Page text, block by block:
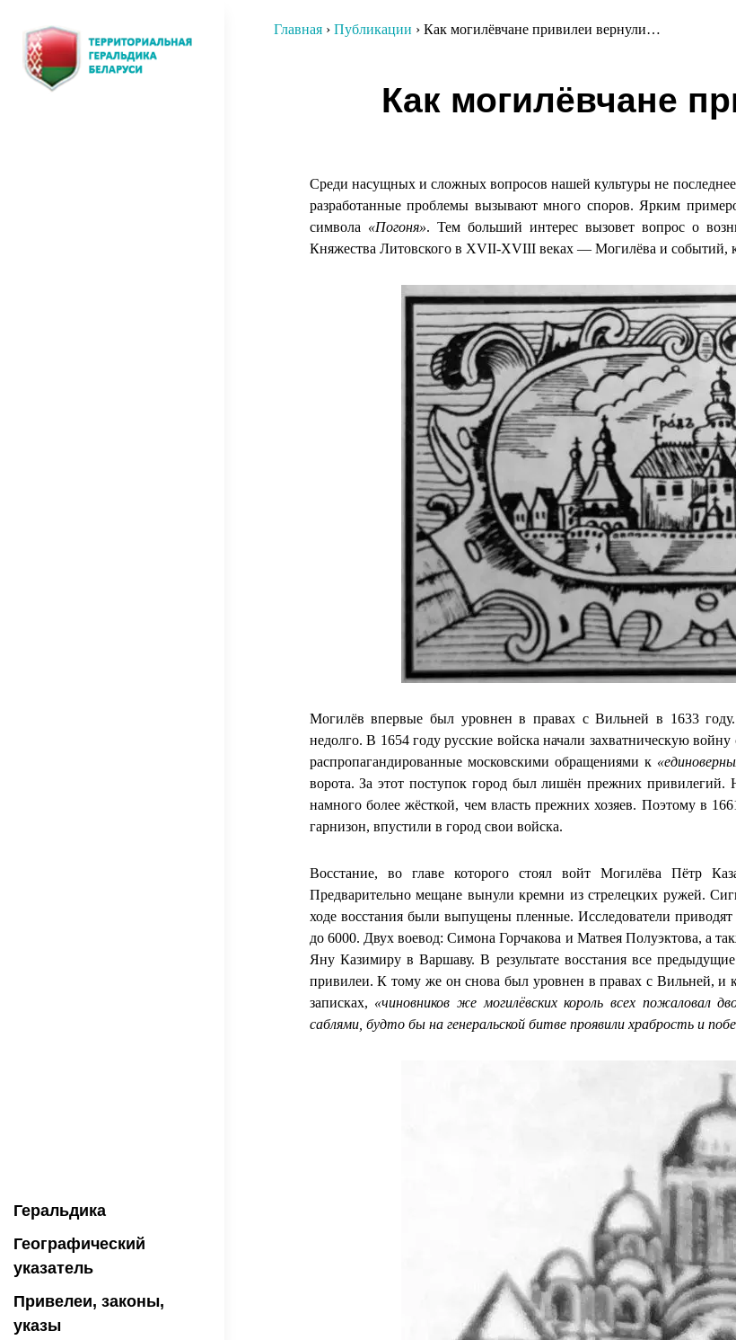
содержимому
Геральдика
Географический
указатель
Привелеи, законы,
указы
Главная› Публикации › Как могилёвчане привилеи вернули…
Как могилёвчане
Среди насущных и сложных вопросов нашей культуры не
разработанные проблемы вызывают много споров. Ярким
символа «Погоня». Тем больший интерес вызовет вопрос о
Княжества Литовского в XVII-XVIII веках — Могилёва и событий,
Могилёв впервые был уровнен в правах с Вильней в 1633
недолго. В 1654 году русские войска начали захватническую
распропагандированные московскими обращениями к
ворота. За этот поступок город был лишён прежних привилегий.
намного более жёсткой, чем власть прежних хозяев. Поэтому в
гарнизон, впустили в город свои войска.
Восстание, во главе которого стоял войт Могилёва Пётр
Предварительно мещане вынули кремни из стрелецких ружей.
ходе восстания были выпущены пленные. Исследователи
до 6000. Двух воевод: Симона Горчакова и Матвея Полуэктова, а
Яну Казимиру в Варшаву. В результате восстания все
привилеи. К тому же он снова был уровнен в правах с Вильней,
записках, «чиновников же могилёвских король всех пожаловал
саблями, будто бы на генеральской битве проявили храбрость и
Навигация
записям